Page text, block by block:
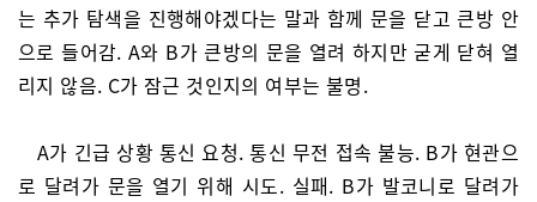
는 추가 탐색을 진행해야겠다는 말과 함께 문을 닫고 큰방 안
으로 들어감. A와 B가 큰방의 문을 열려 하지만 굳게 닫혀 열
리지 않음. C가 잠근 것인지의 여부는 불명.
A가 긴급 상황 통신 요청. 통신 무전 접속 불능. B가 현관으
로 달려가 문을 열기 위해 시도. 실패. B가 발코니로 달려가